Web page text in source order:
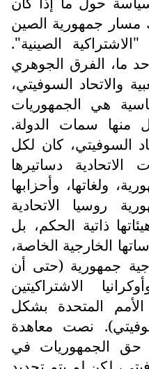
مسار جمهورية الصين
الصينية".
ما، الفرق الجوهري
والاتحاد السوفيتي،
هي الجمهوريات
منها سمات الدولة.
السوفيتي، كان لكل
دساتيرها
ولغاتها، وأحزابها
روسيا الاتحادية
ذاتية الحكم، بل
الخارجية الخاصة،
جمهورية (حتى أن
الاشتراكيتين
الأمم المتحدة بشكل
نصت معاهدة
لعام 1922 على حق الجمهوريات في